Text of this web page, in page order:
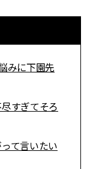
みに下園先
尽すぎてそろ
って言いたい